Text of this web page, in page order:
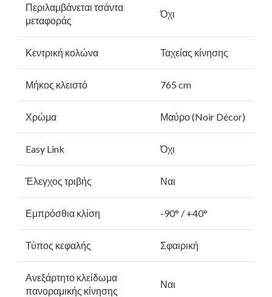
Περιλαμβάνεται τσάντα
μεταφοράς
Όχι
Κεντρική κολώνα Ταχείας κίνησης
Μήκος κλειστό 765 cm
Χρώμα Μαύρο (Noir Décor)
Easy Link Όχι
Έλεγχος τριβής Ναι
Εμπρόσθια κλίση -90° / +40°
Τύπος κεφαλής Σφαιρική
Ανεξάρτητο κλείδωμα
πανοραμικής κίνησης
Ναι